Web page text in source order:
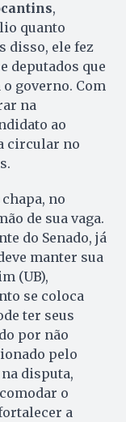
,
quanto
disso, ele fez
deputados que
governo. Com
na
ao
circular no
no
de sua vaga.
do Senado, já
manter sua
(UB),
se coloca
ter seus
por não
pelo
disputa,
o
a